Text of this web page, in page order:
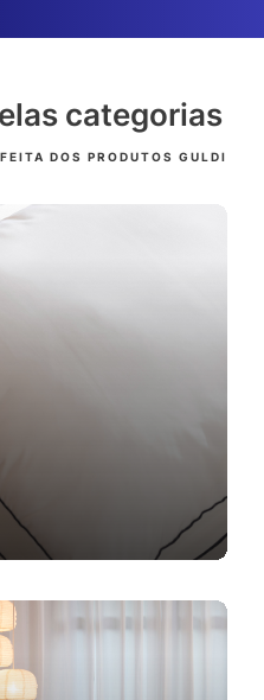
categorias
DOS PRODUTOS GULDI